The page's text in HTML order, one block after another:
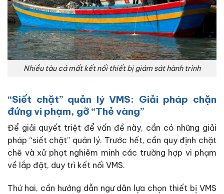
Nhiều tàu cá mất kết nối thiết bị giám sát hành trình
“Siết chặt” quản lý VMS: Giải pháp chặn
đứng vi phạm, gỡ “Thẻ vàng”
Để giải quyết triệt để vấn đề này, cần có những giải
pháp “siết chặt” quản lý. Trước hết, cần quy định chặt
chẽ và xử phạt nghiêm minh các trường hợp vi phạm
về lắp đặt, duy trì kết nối VMS.
Thứ hai, cần hướng dẫn ngư dân lựa chọn thiết bị VMS